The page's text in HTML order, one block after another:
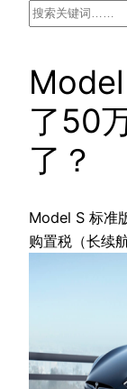
Search
了50
了？
Model S 标准
购置税（长续